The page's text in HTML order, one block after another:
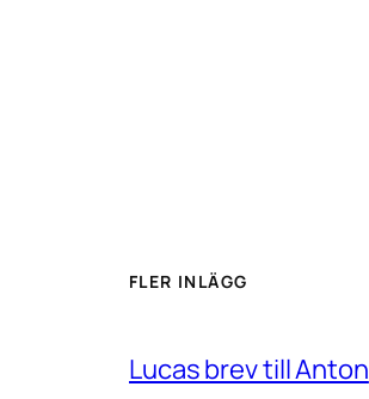
FLER INLÄGG
Lucas brev till Anton